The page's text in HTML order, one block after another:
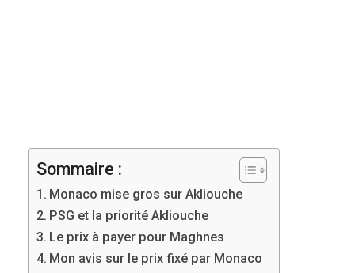
Sommaire :
Monaco mise gros sur Akliouche
PSG et la priorité Akliouche
Le prix à payer pour Maghnes
Mon avis sur le prix fixé par Monaco